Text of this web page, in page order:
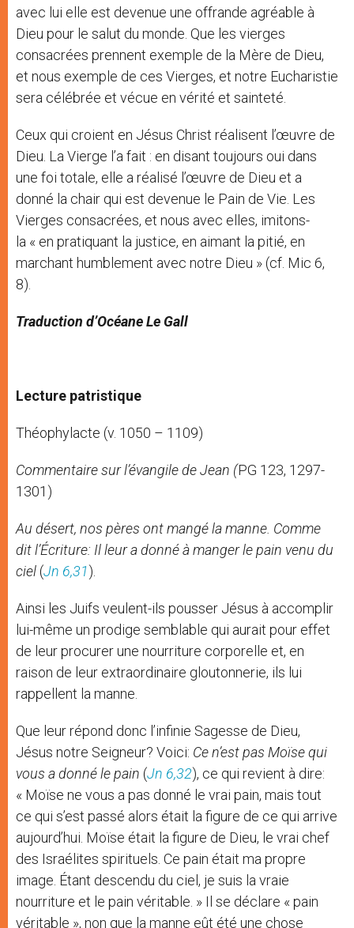
avec lui elle est devenue une offrande agréable à
Dieu pour le salut du monde. Que les vierges
consacrées prennent exemple de la Mère de Dieu,
et nous exemple de ces Vierges, et notre Eucharistie
sera célébrée et vécue en vérité et sainteté.
Ceux qui croient en Jésus Christ réalisent l’œuvre de
Dieu. La Vierge l’a fait : en disant toujours oui dans
une foi totale, elle a réalisé l’œuvre de Dieu et a
donné la chair qui est devenue le Pain de Vie. Les
Vierges consacrées, et nous avec elles, imitons-
la « en pratiquant la justice, en aimant la pitié, en
marchant humblement avec notre Dieu » (cf. Mic 6,
8).
Traduction d’Océane Le Gall
Lecture patristique
Théophylacte (v. 1050 – 1109)
Commentaire sur l’évangile de Jean (PG 123, 1297-
1301)
Au désert, nos pères ont mangé la manne. Comme
dit l’Écriture: Il leur a donné à manger le pain venu du
ciel (Jn 6,31).
Ainsi les Juifs veulent-ils pousser Jésus à accomplir
lui-même un prodige semblable qui aurait pour effet
de leur procurer une nourriture corporelle et, en
raison de leur extraordinaire gloutonnerie, ils lui
rappellent la manne.
Que leur répond donc l’infinie Sagesse de Dieu,
Jésus notre Seigneur? Voici: Ce n’est pas Moïse qui
vous a donné le pain (Jn 6,32), ce qui revient à dire:
« Moïse ne vous a pas donné le vrai pain, mais tout
ce qui s’est passé alors était la figure de ce qui arrive
aujourd’hui. Moïse était la figure de Dieu, le vrai chef
des Israélites spirituels. Ce pain était ma propre
image. Étant descendu du ciel, je suis la vraie
nourriture et le pain véritable. » Il se déclare « pain
véritable », non que la manne eût été une chose